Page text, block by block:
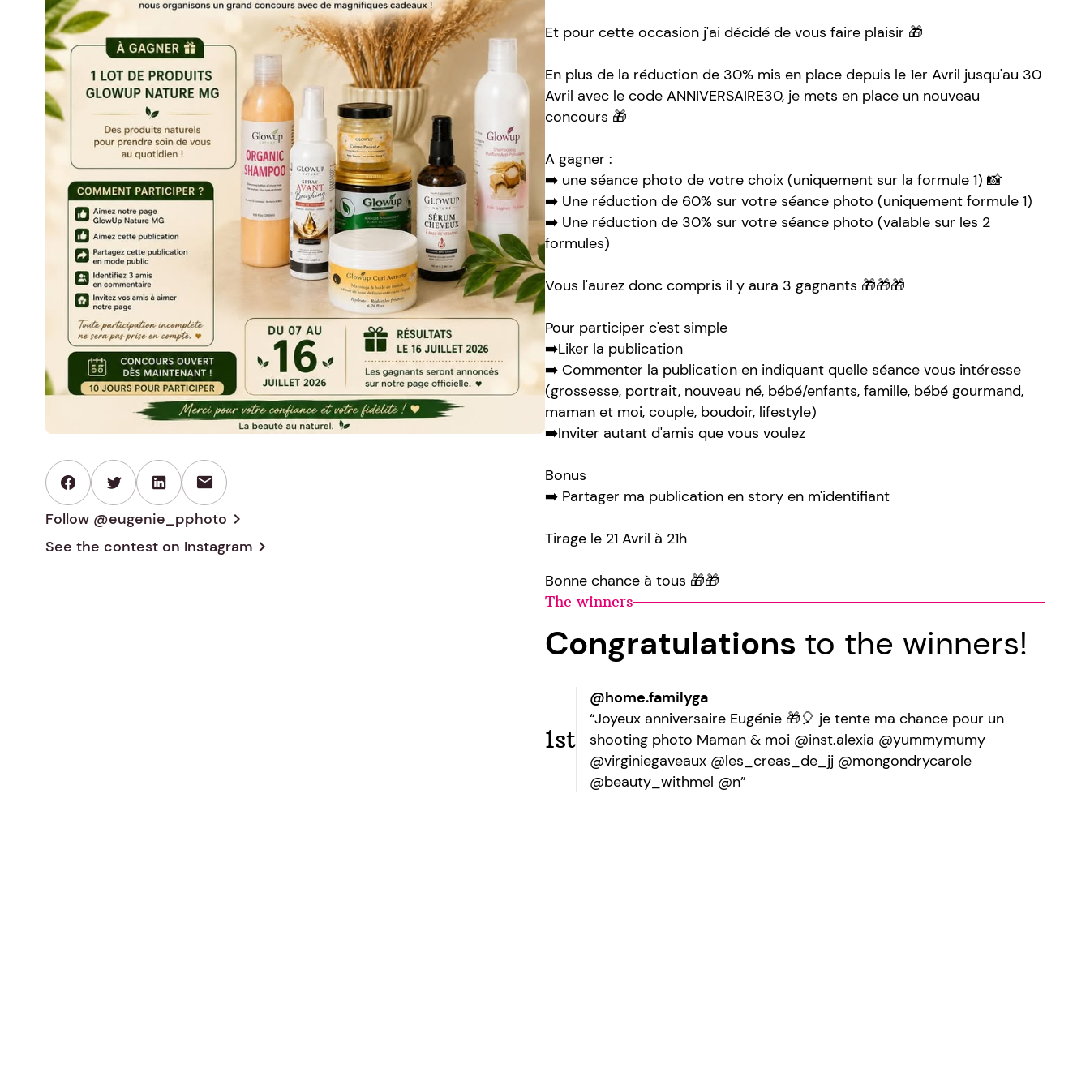
mail
Follow @eugenie_pphoto chevron_right
See the contest on Instagram chevron_right
Et pour cette occasion j'ai décidé de vous faire plaisir 🎁
En plus de la réduction de 30% mis en place depuis le 1er Avril jusqu'au 30
Avril avec le code ANNIVERSAIRE30, je mets en place un nouveau
concours 🎁
A gagner :
➡️ une séance photo de votre choix (uniquement sur la formule 1) 📸
➡️ Une réduction de 60% sur votre séance photo (uniquement formule 1)
➡️ Une réduction de 30% sur votre séance photo (valable sur les 2
formules)
Vous l'aurez donc compris il y aura 3 gagnants 🎁🎁🎁
Pour participer c'est simple
➡️Liker la publication
➡️ Commenter la publication en indiquant quelle séance vous intéresse
(grossesse, portrait, nouveau né, bébé/enfants, famille, bébé gourmand,
maman et moi, couple, boudoir, lifestyle)
➡️Inviter autant d'amis que vous voulez
Bonus
➡️ Partager ma publication en story en m'identifiant
Tirage le 21 Avril à 21h
Bonne chance à tous 🎁🎁
The winners
Congratulations to the winners!
1st
@home.familyga
“Joyeux anniversaire Eugénie 🎁🎈 je tente ma chance pour un
shooting photo Maman & moi @inst.alexia @yummymumy
@virginiegaveaux @les_creas_de_jj @mongondrycarole
@beauty_withmel @n”